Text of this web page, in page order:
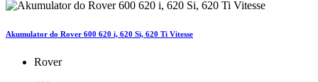
Akumulator do Rover 600 620 i, 620 Si, 620 Ti Vitesse
Rover